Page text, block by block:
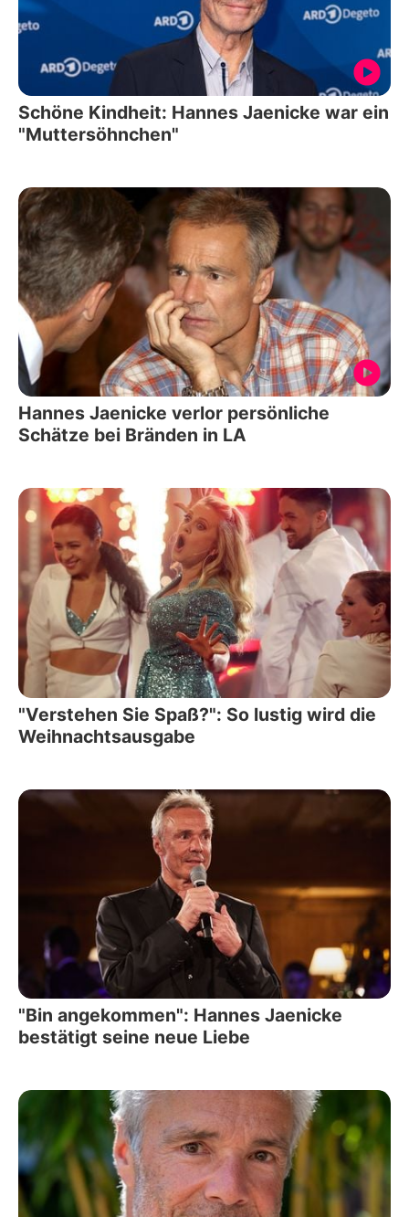
Schöne Kindheit: Hannes Jaenicke war ein
"Muttersöhnchen"
Hannes Jaenicke verlor persönliche
Schätze bei Bränden in LA
"Verstehen Sie Spaß?": So lustig wird die
Weihnachtsausgabe
"Bin angekommen": Hannes Jaenicke
bestätigt seine neue Liebe